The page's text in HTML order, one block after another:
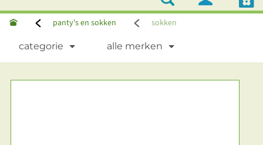
panty's en sokken sokken
categorie alle merken